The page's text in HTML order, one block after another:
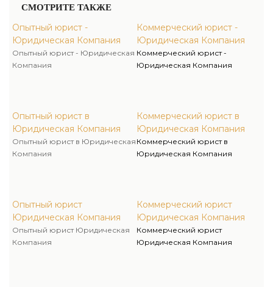
СМОТРИТЕ ТАКЖЕ
Опытный юрист -
Юридическая Компания
Опытный юрист - Юридическая
Компания
Опытный юрист в
Юридическая Компания
Опытный юрист в Юридическая
Компания
Опытный юрист
Юридическая Компания
Опытный юрист Юридическая
Компания
Коммерческий юрист -
Юридическая Компания
Коммерческий юрист -
Юридическая Компания
Коммерческий юрист в
Юридическая Компания
Коммерческий юрист в
Юридическая Компания
Коммерческий юрист
Юридическая Компания
Коммерческий юрист
Юридическая Компания